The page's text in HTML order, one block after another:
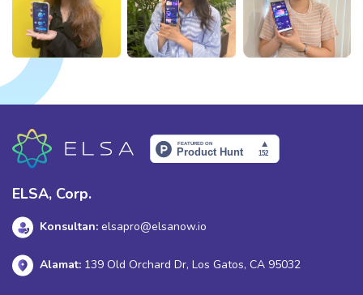
ELSA, Corp.
Konsultan: elsapro@elsanow.io
Alamat: 139 Old Orchard Dr, Los Gatos, CA 95032